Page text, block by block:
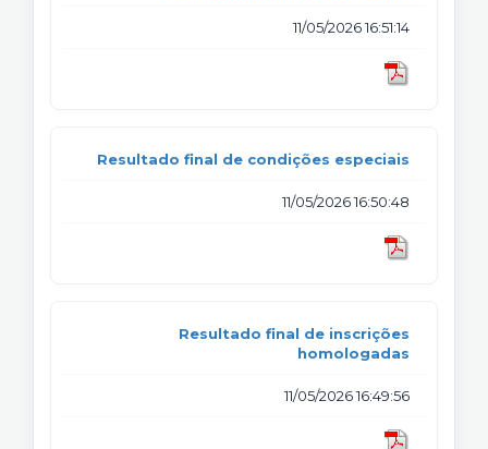
11/05/2026 16:51:14
Resultado final de condições especiais
11/05/2026 16:50:48
Resultado final de inscrições
homologadas
11/05/2026 16:49:56